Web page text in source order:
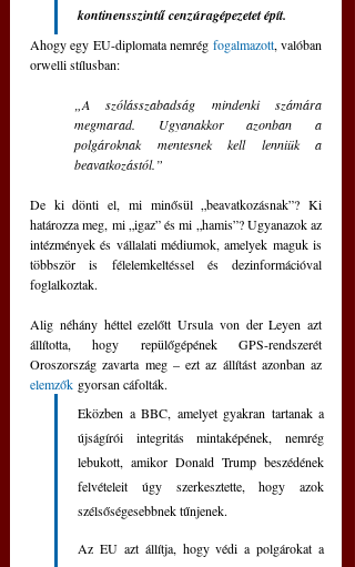
kontinensszintű cenzúragépezetet épít.
Ahogy egy EU-diplomata nemrég fogalmazott, valóban
orwelli stílusban:
„A szólásszabadság mindenki számára
megmarad. Ugyanakkor azonban a
polgároknak mentesnek kell lenniük a
beavatkozástól.”
De ki dönti el, mi minősül „beavatkozásnak”? Ki
határozza meg, mi „igaz” és mi „hamis”? Ugyanazok az
intézmények és vállalati médiumok, amelyek maguk is
többször is félelemkeltéssel és dezinformációval
foglalkoztak.
Alig néhány héttel ezelőtt Ursula von der Leyen azt
állította, hogy repülőgépének GPS-rendszerét
elemzők gyorsan cáfolták.
Eközben a BBC, amelyet gyakran tartanak a
újságírói integritás mintaképének, nemrég
lebukott, amikor Donald Trump beszédének
felvételeit úgy szerkesztette, hogy azok
szélsőségesebbnek tűnjenek.
Az EU azt állítja, hogy védi a polgárokat a